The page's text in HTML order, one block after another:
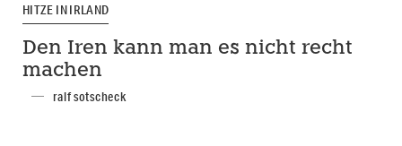
HITZE IN IRLAND
Den Iren kann man es nicht recht
machen
ralf sotscheck